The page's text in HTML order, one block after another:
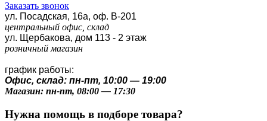
Заказать звонок
ул. Посадская, 16а, оф. В-201
центральный офис, склад
ул. Щербакова, дом 113 - 2 этаж
розничный магазин
график работы:
Офис, склад: пн-пт, 10:00 — 19:00
Магазин: пн-пт, 08:00 — 17:30
Нужна помощь в подборе товара?